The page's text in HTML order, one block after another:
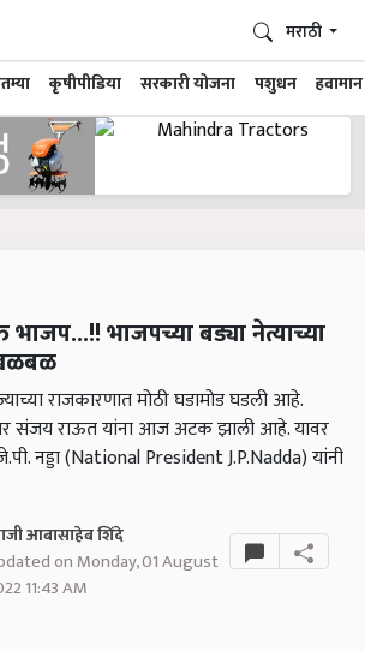
कृषीपीडिया सरकारी योजना पशुधन हवामान
मराठी
भाजपच्या बड्या नेत्याच्या
राजकारणात मोठी घडामोड घडली आहे.
संजय राऊत यांना आज अटक झाली आहे. यावर
नड्डा (National President J.P.Nadda) यांनी
आबासाहेब शिंदे
on Monday, 01 August
11:43 AM